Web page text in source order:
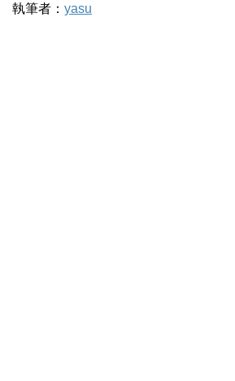
執筆者： yasu